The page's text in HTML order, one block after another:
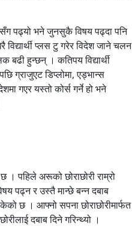
पढ्यो भने जुनसुकै विषय पढ्दा पनि
प्लस टु गरेर विदेश जाने चलन
बढी हुन्छन् । कतिपय विद्यार्थी
ग्राजुएट डिप्लोमा, एड्भान्स
गएर यस्तो कोर्स गर्ने हो भने
पहिले अरूको छोराछोरी राम्रो
पढ्न र उस्तै मान्छे बन्न दबाब
छ । आफ्नो सपना छोराछोरीमार्फत
दबाब दिने गरिन्थ्यो ।